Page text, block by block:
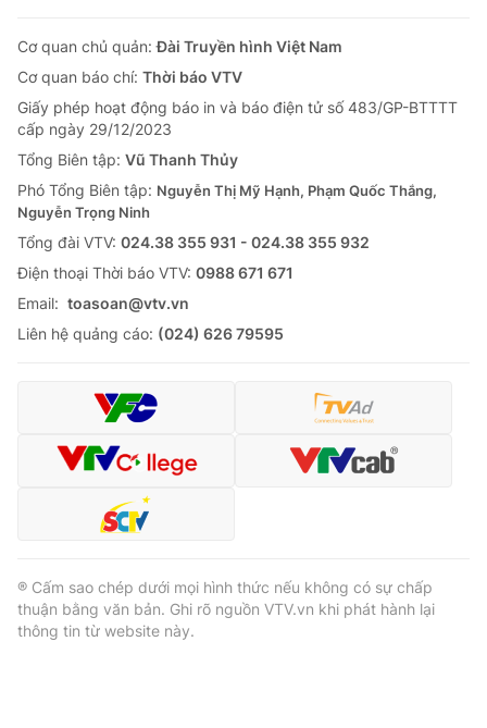
Cơ quan chủ quản:Đài Truyền hình Việt Nam
Cơ quan báo chí: Thời báo VTV
Giấy phép hoạt động báo in và báo điện tử số 483/GP-BTTTT
cấp ngày 29/12/2023
Tổng Biên tập: Vũ Thanh Thủy
Phó Tổng Biên tập: Nguyễn Thị Mỹ Hạnh, Phạm Quốc Thắng,
Nguyễn Trọng Ninh
Tổng đài VTV: 024.38 355 931 - 024.38 355 932
Ðiện thoại Thời báo VTV: 0988 671 671
Email: toasoan@vtv.vn
Liên hệ quảng cáo: (024) 626 79595
® Cấm sao chép dưới mọi hình thức nếu không có sự chấp
thuận bằng văn bản. Ghi rõ nguồn VTV.vn khi phát hành lại
thông tin từ website này.